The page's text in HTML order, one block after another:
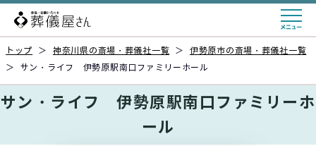
トップ ＞ 神奈川県の斎場・葬儀社一覧 ＞
伊勢原市の斎場・葬儀社一覧
＞
サン・ライフ 伊勢原駅南口ファミリーホール
サン・ライフ 伊勢原駅南口ファミリーホ
ール